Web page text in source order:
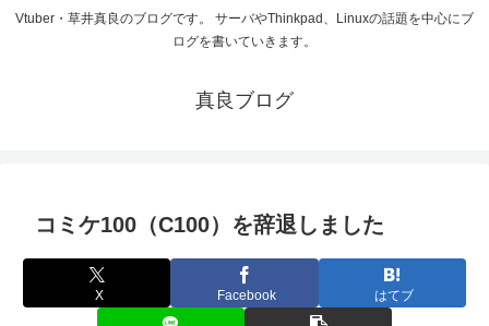
Vtuber・草井真良のブログです。 サーバやThinkpad、Linuxの話題を中心にブ
ログを書いていきます。
真良ブログ
コミケ100（C100）を辞退しました
X Facebook はてブ